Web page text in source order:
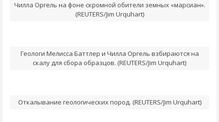
Чилла Оргель на фоне скромной обители земных «марсиан».
(REUTERS/Jim Urquhart)
Геологи Мелисса Баттлер и Чилла Оргель взбираются на
скалу для сбора образцов. (REUTERS/Jim Urquhart)
Откалывание геологических пород. (REUTERS/Jim Urquhart)